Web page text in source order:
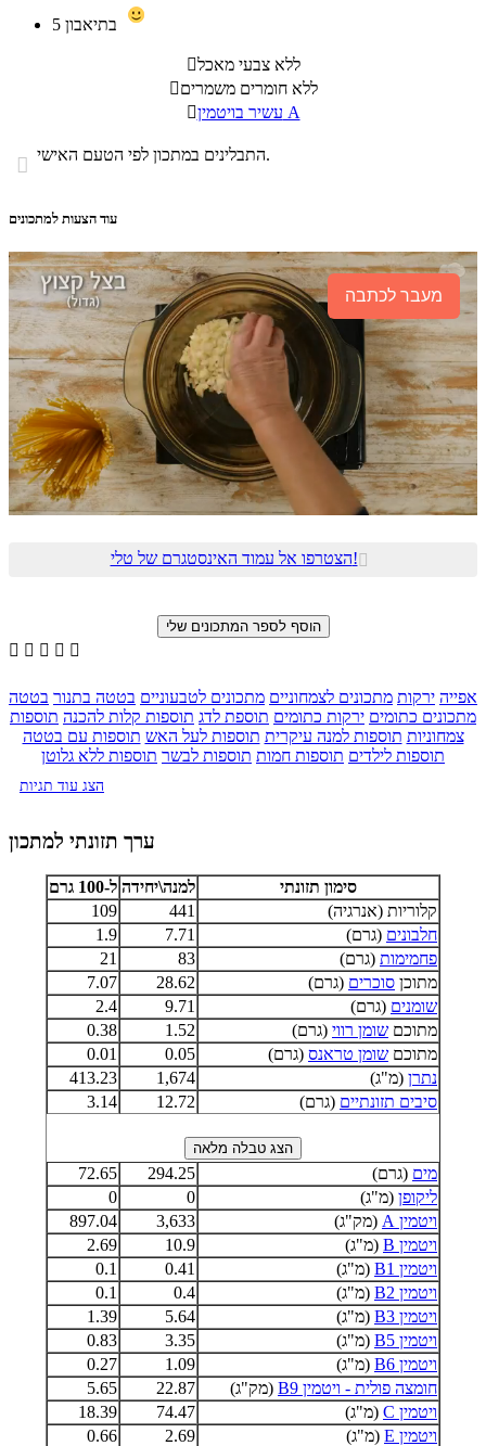
5
ללא צבעי מאכל
ללא חומרים משמרים

עשיר בויטמין A
 התבלינים במתכון לפי הטעם האישי.
עוד הצעות למתכונים
מעבר לכתבה
הצטרפו אל עמוד האינסטגרם של טלי!
    
אפייה ירקות מתכונים לצמחוניים מתכונים לטבעוניים בטטה בתנור בטטה
מתכונים כתומים ירקות כתומים תוספת לדג תוספות קלות להכנה תוספות
צמחוניות תוספות למנה עיקרית תוספות לעל האש תוספות עם בטטה
תוספות לילדים תוספות חמות תוספות לבשר תוספות ללא גלוטן
הצג עוד תגיות
ערך תזונתי למתכון
סימון תזונתי למנה\יחידה ל-100 גרם
קלוריות (אנרגיה)
441
109
חלבונים (גרם) 7.71
1.9
פחמימות (גרם) 83
21
מתוכן סוכרים (גרם) 28.62
7.07
שומנים (גרם) 9.71
2.4
מתוכם שומן רווי (גרם) 1.52
0.38
מתוכם שומן טראנס (גרם) 0.05
0.01
נתרן (מ"ג) 1,674
413.23
סיבים תזונתיים (גרם) 12.72
3.14
מים (גרם) 294.25
72.65
ליקופן (מ"ג) 0
0
ויטמין A
(מק"ג) 3,633
897.04
ויטמין B
(מ"ג) 10.9
2.69
ויטמין B1
(מ"ג) 0.41
0.1
ויטמין B2
(מ"ג) 0.4
0.1
ויטמין B3
(מ"ג) 5.64
1.39
ויטמין B5
(מ"ג) 3.35
0.83
ויטמין B6
(מ"ג) 1.09
0.27
חומצה פולית - ויטמין B9
(מק"ג) 22.87
5.65
ויטמין C
(מ"ג) 74.47
18.39
ויטמין E
(מ"ג) 2.69
0.66